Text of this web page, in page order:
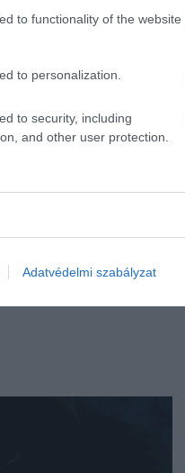
to functionality of the website
to personalization.
to security, including
and other user protection.
Adatvédelmi szabályzat
vissza az OTP Bank
videóhívásban keresik